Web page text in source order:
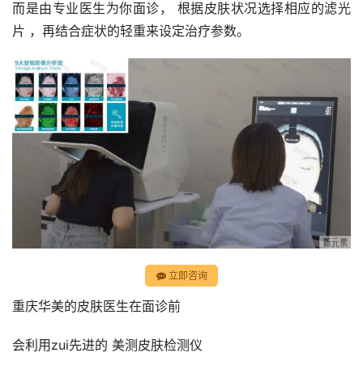
而是由专业医生为你面诊， 根据皮肤状况选择相应的滤光
片 ，再结合症状的轻重来设定治疗参数。
立即咨询
重庆华美的皮肤医生在面诊前
会利用zui先进的 美测皮肤检测仪